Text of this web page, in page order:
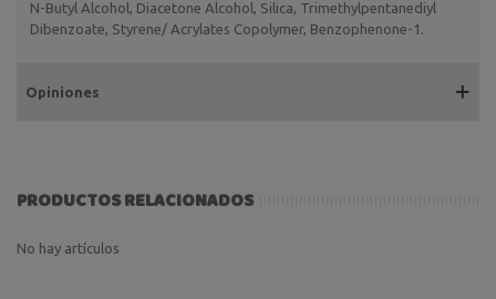
N-Butyl Alcohol, Diacetone Alcohol, Silica, Trimethylpentanediyl
Dibenzoate, Styrene/ Acrylates Copolymer, Benzophenone-1.
Opiniones
PRODUCTOS RELACIONADOS
No hay artículos